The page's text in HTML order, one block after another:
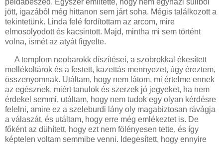
jött, igazából még hittanon sem járt soha. Mégis találkozott a
tekintetünk. Linda felé fordítottam az arcom, mire
elmosolyodott és kacsintott. Majd, mintha mi sem történt
volna, ismét az atyát figyelte.
A templom neobarokk díszítései, a szobrokkal ékesített
mellékoltárok és a festett, kazettás mennyezet, úgy éreztem,
összenyomnak. Utáltam, hogy nem látom, mi értelme ennek
az egésznek, miért tanulok és szerzek jó jegyeket, ha nem
érdekel semmi, utáltam, hogy nem tudok egy olyan kérdésre
felelni, amire ez a szeleburdi lány oly magabiztosan rávágja
a válaszát, és utáltam, hogy erre még emlékeztet is. De
főként az dühített, hogy ezt nem fölényesen tette, és így
képtelen voltam semmibe venni. Idegesített, hogy ennyire